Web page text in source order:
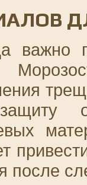
важно
после